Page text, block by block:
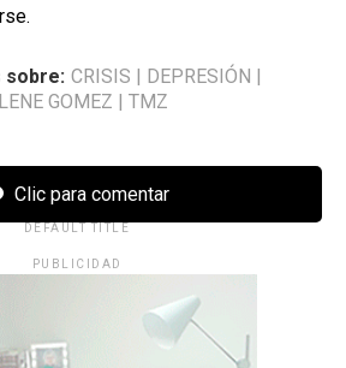
sobre: CRISIS | DEPRESIÓN |
GOMEZ | TMZ
Clic para comentar
DEFAULT TITLE
PUBLICIDAD